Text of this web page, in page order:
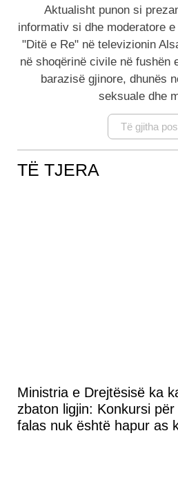
Aktualisht punon si
informativ si dhe moderatore
"Ditë e Re" në televizionin
në shoqërinë civile në fushën
barazisë gjinore, dhunës
seksuale dhe
Të gjitha
TË TJERA
Ministria e Drejtësisë ka
zbaton ligjin: Konkursi
falas nuk është hapur as